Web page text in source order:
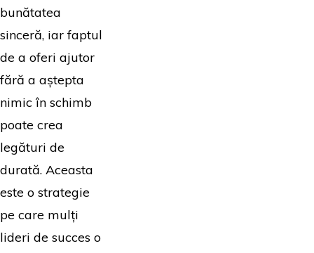
bunătatea
sinceră, iar faptul
de a oferi ajutor
fără a aștepta
nimic în schimb
poate crea
legături de
durată. Aceasta
este o strategie
pe care mulți
lideri de succes o